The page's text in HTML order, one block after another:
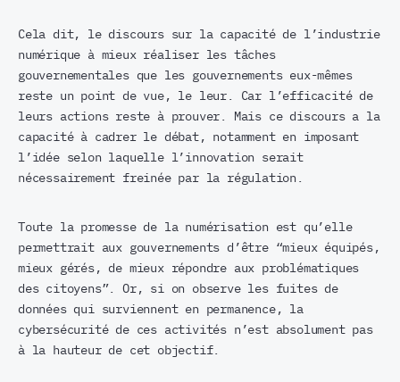
Cela dit, le discours sur la capacité de l’industrie
numérique à mieux réaliser les tâches
gouvernementales que les gouvernements eux-mêmes
reste un point de vue, le leur. Car l’efficacité de
leurs actions reste à prouver. Mais ce discours a la
capacité à cadrer le débat, notamment en imposant
l’idée selon laquelle l’innovation serait
nécessairement freinée par la régulation.
Toute la promesse de la numérisation est qu’elle
permettrait aux gouvernements d’être “mieux équipés,
mieux gérés, de mieux répondre aux problématiques
des citoyens”. Or, si on observe les fuites de
données qui surviennent en permanence, la
cybersécurité de ces activités n’est absolument pas
à la hauteur de cet objectif.